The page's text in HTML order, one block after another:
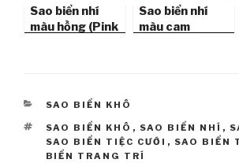
Sao biển nhí
màu hồng (Pink
Sao biển nhí
màu cam
CATEGORIES
SAO BIỂN KHÔ
TAGS
SAO BIỂN KHÔ , SAO BIỂN NHÍ ,
SAO BIỂN TIỆC CƯỚI , SAO BIỂN
BIỂN TRANG TRÍ